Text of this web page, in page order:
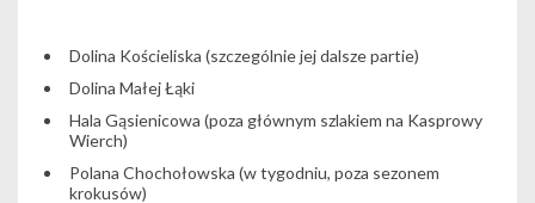
Dolina Kościeliska (szczególnie jej dalsze partie)
Dolina Małej Łąki
Hala Gąsienicowa (poza głównym szlakiem na Kasprowy
Wierch)
Polana Chochołowska (w tygodniu, poza sezonem
krokusów)